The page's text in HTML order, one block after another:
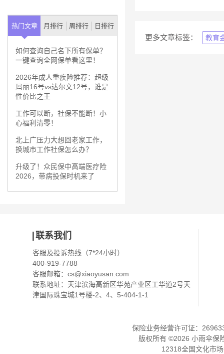
热门文章 月排行 周排行 日排行
如何查询自己名下所有保单？
一键查询全网保单看这里！
2026年成人重疾险推荐：超级
玛丽16号vs达尔文12号，谁是
性价比之王
工作可以断，社保不能断！小
心福利清零！
北上广压力大想回老家工作，
换城市工作社保怎么办？
升级了！众民保中高端医疗险
2026，带病投保时机来了
更多文章标签： 教育
联系我们
客服及投诉热线（7*24小时）
400-919-7788
客服邮箱： cs@xiaoyusan.com
联系地址：天津滨海高新区华苑产业区工华道2号天
津国际珠宝城1号楼-2、4、5-404-1-1
保险业务经营许可证：
版权所有 ©2026 小雨伞保
12318全国文化市